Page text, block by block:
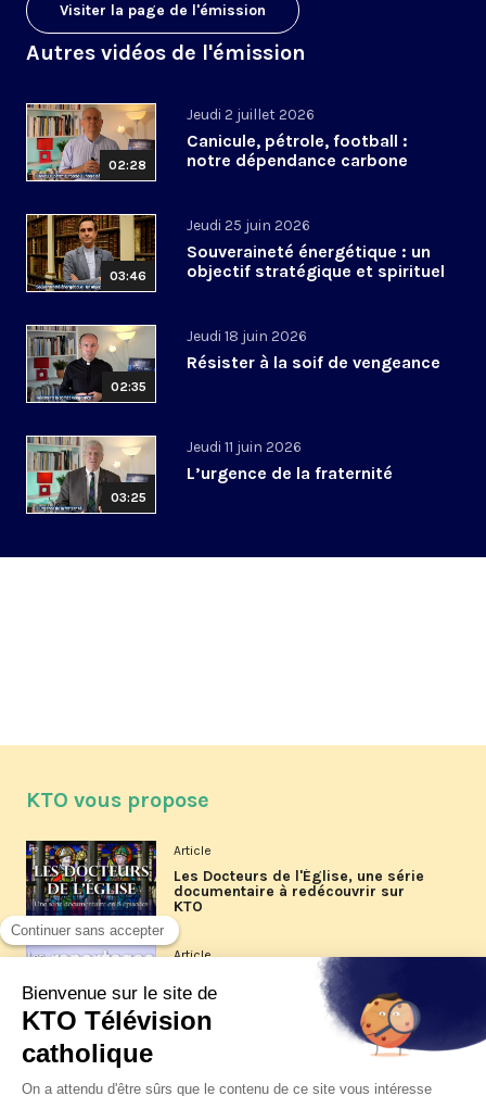
Visiter la page de l'émission
Autres vidéos de l'émission
02:28
Jeudi 2 juillet 2026
Canicule, pétrole, football :
notre dépendance carbone
03:46
Jeudi 25 juin 2026
Souveraineté énergétique : un
objectif stratégique et spirituel
02:35
Jeudi 18 juin 2026
Résister à la soif de vengeance
03:25
Jeudi 11 juin 2026
L’urgence de la fraternité
KTO vous propose
Article
Les Docteurs de l'Église, une série
documentaire à redécouvrir sur
KTO
Article
Les reportages d'été 2026 de KTO
La visite pastorale du pape Léon